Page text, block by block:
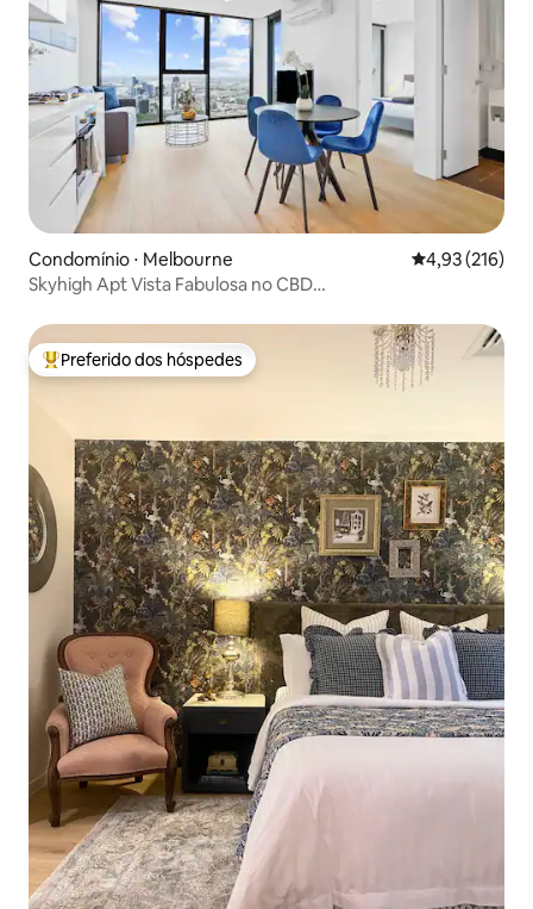
Condomínio ⋅ Melbourne 4,93 de uma
4,93 (216)
Skyhigh Apt Vista Fabulosa no CBD
Entre os melhores preferidos dos hóspedes
Preferido dos hóspedes